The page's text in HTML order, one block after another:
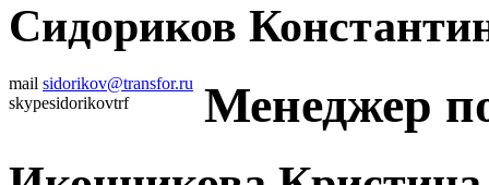
Сидориков
mail sidorikov@transfor.ru
skypesidorikovtrf Менеджер